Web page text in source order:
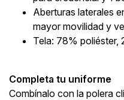
Aberturas laterales
mayor movilidad y
Tela: 78% poliéster,
Completa tu uniforme
Combínalo con la polera